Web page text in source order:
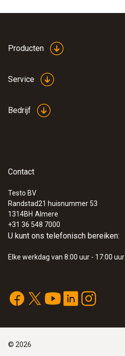
Producten
Service
Bedrijf
Contact
Testo BV
Randstad21 huisnummer 53
1314BH Almere
+31 36 548 7000
U kunt ons telefonisch bereiken:
Elke werkdag van 8:00 uur - 17:00 uur
© 2026